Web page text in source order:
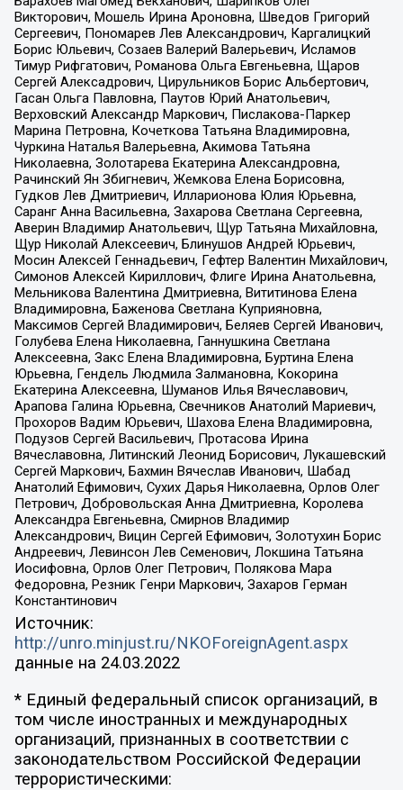
Викторович, Мошель Ирина Ароновна, Шведов Григорий
Сергеевич, Пономарев Лев Александрович, Каргалицкий
Борис Юльевич, Созаев Валерий Валерьевич, Исламов
Тимур Рифгатович, Романова Ольга Евгеньевна, Щаров
Сергей Алексадрович, Цирульников Борис Альбертович,
Гасан Ольга Павловна, Паутов Юрий Анатольевич,
Верховский Александр Маркович, Пислакова-Паркер
Марина Петровна, Кочеткова Татьяна Владимировна,
Чуркина Наталья Валерьевна, Акимова Татьяна
Николаевна, Золотарева Екатерина Александровна,
Рачинский Ян Збигневич, Жемкова Елена Борисовна,
Гудков Лев Дмитриевич, Илларионова Юлия Юрьевна,
Саранг Анна Васильевна, Захарова Светлана Сергеевна,
Аверин Владимир Анатольевич, Щур Татьяна Михайловна,
Щур Николай Алексеевич, Блинушов Андрей Юрьевич,
Мосин Алексей Геннадьевич, Гефтер Валентин Михайлович,
Симонов Алексей Кириллович, Флиге Ирина Анатольевна,
Мельникова Валентина Дмитриевна, Вититинова Елена
Владимировна, Баженова Светлана Куприяновна,
Максимов Сергей Владимирович, Беляев Сергей Иванович,
Голубева Елена Николаевна, Ганнушкина Светлана
Алексеевна, Закс Елена Владимировна, Буртина Елена
Юрьевна, Гендель Людмила Залмановна, Кокорина
Екатерина Алексеевна, Шуманов Илья Вячеславович,
Арапова Галина Юрьевна, Свечников Анатолий Мариевич,
Прохоров Вадим Юрьевич, Шахова Елена Владимировна,
Подузов Сергей Васильевич, Протасова Ирина
Вячеславовна, Литинский Леонид Борисович, Лукашевский
Сергей Маркович, Бахмин Вячеслав Иванович, Шабад
Анатолий Ефимович, Сухих Дарья Николаевна, Орлов Олег
Петрович, Добровольская Анна Дмитриевна, Королева
Александра Евгеньевна, Смирнов Владимир
Александрович, Вицин Сергей Ефимович, Золотухин Борис
Андреевич, Левинсон Лев Семенович, Локшина Татьяна
Иосифовна, Орлов Олег Петрович, Полякова Мара
Федоровна, Резник Генри Маркович, Захаров Герман
Константинович
Источник:
http://unro.minjust.ru/NKOForeignAgent.aspx
данные на 24.03.2022
* Единый федеральный список организаций, в
том числе иностранных и международных
организаций, признанных в соответствии с
законодательством Российской Федерации
террористическими: